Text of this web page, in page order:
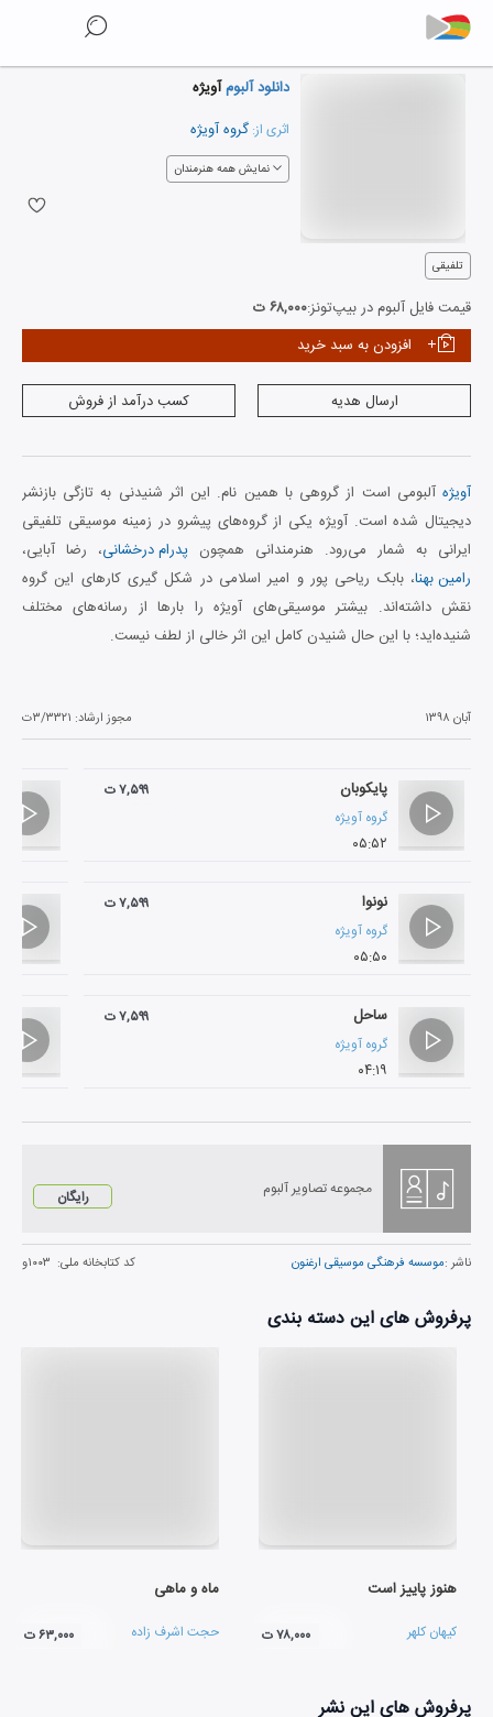
دانلود آلبومآویژه
اثری از: گروه آویژه
نمایش همه هنرمندان
تلفیقی
قیمت فایل آلبوم در بیپ‌تونز:۶۸,۰۰۰ ت
افزودن به سبد خرید
ارسال هدیه کسب درآمد از فروش
آویژه آلبومی است از گروهی با همین نام. این اثر شنیدنی به تازگی بازنشر
دیجیتال شده است. آویژه یکی از گروه‌های پیشرو در زمینه موسیقی تلفیقی
ایرانی به شمار می‌رود. هنرمندانی همچون پدرام درخشانی، رضا آبایی،
رامین بهنا، بابک ریاحی پور و امیر اسلامی در شکل گیری کارهای این گروه
نقش داشته‌اند. بیشتر موسیقی‌های آویژه را بارها از رسانه‌های مختلف
شنیده‌اید؛ با این حال شنیدن کامل این اثر خالی از لطف نیست.
آبان ۱۳۹۸ مجوز ارشاد: ۳/۳۳۲۱ت
پایکوبان
گروه آویژه
۰۵:۵۲
۷,۵۹۹ ت
نونوا
گروه آویژه
۰۵:۵۰
۷,۵۹۹ ت
ساحل
گروه آویژه
۰۴:۱۹
۷,۵۹۹ ت
مجموعه تصاویر آلبوم رایگان
ناشر :موسسه فرهنگی موسیقی ارغنون کد کتابخانه ملی: ۱۰۰۳و
پرفروش های این دسته بندی
هنوز پاییز است
کیهان کلهر ۷۸,۰۰۰ ت
ماه و ماهی
حجت اشرف زاده ۶۳,۰۰۰ ت
پرفروش های این نشر